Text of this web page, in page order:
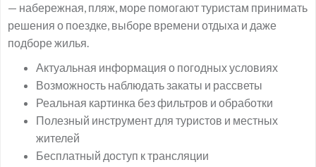
— набережная, пляж, море помогают туристам принимать
решения о поездке, выборе времени отдыха и даже
подборе жилья.
Актуальная информация о погодных условиях
Возможность наблюдать закаты и рассветы
Реальная картинка без фильтров и обработки
Полезный инструмент для туристов и местных
жителей
Бесплатный доступ к трансляции